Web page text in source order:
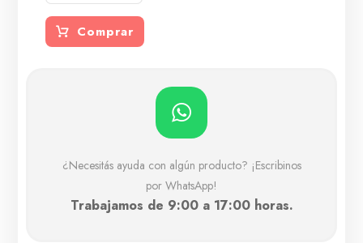
Comprar
¿Necesitás ayuda con algún producto? ¡Escribinos
por WhatsApp!
Trabajamos de 9:00 a 17:00 horas.